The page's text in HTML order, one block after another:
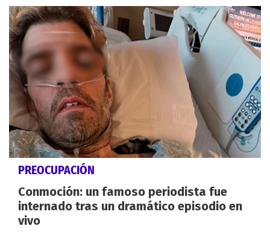
PREOCUPACIÓN
Conmoción: un famoso periodista fue
internado tras un dramático episodio en
vivo